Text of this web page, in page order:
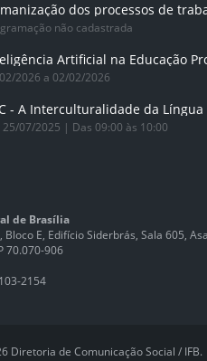
dos processos de
não cadastrada
2026 a 02/02/2026
25/07/2025 | Das 09:00 às 10:00
de Brasília
Bloco E, Edifício Siderbrás, Sala 605,
70.070-906
2154
Diretoria de Comunicação Social / IFB.